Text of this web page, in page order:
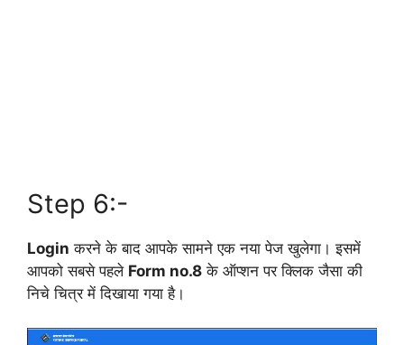
Step 6:-
Login करने के बाद आपके सामने एक नया पेज खुलेगा। इसमें
आपको सबसे पहले Form no.8 के ऑप्शन पर क्लिक जैसा की
निचे चित्र में दिखाया गया है।